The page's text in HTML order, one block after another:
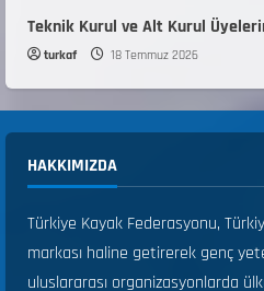
Teknik Kurul ve Alt Kurul
turkaf 18 Temmuz 2026
HAKKIMIZDA
Türkiye Kayak Federasyonu,
markası haline getirerek genç
uluslararası organizasyonlarda